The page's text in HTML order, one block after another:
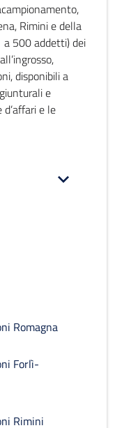
Rimini e della
a 500 addetti) dei
disponibili a
e
e le
Romagna
Forlì-
Rimini